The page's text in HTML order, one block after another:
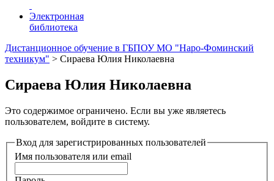
Электронная
библиотека
Дистанционное обучение в ГБПОУ МО "Наро-Фоминский
техникум" > Сираева Юлия Николаевна
Сираева Юлия Николаевна
Это содержимое ограничено. Если вы уже являетесь
пользователем, войдите в систему.
Вход для зарегистрированных пользователей
Имя пользователя или email